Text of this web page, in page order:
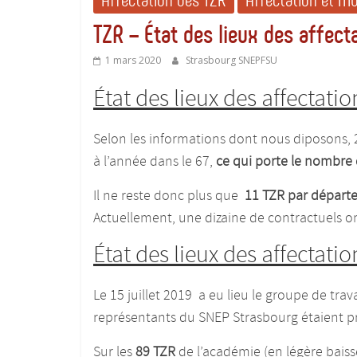
TZR – État des lieux des
1 mars 2020 Strasbourg SNEPFSU
État des lieux des
Selon les informations dont nous diposons,
à l’année dans le 67, ce qui porte le nombre
Il ne reste donc plus que 11 TZR par
Actuellement, une dizaine de contractuels
État des lieux des
Le 15 juillet 2019 a eu lieu le groupe de
représentants du SNEP Strasbourg étaient
Sur les89TZR de l’académie (en légère